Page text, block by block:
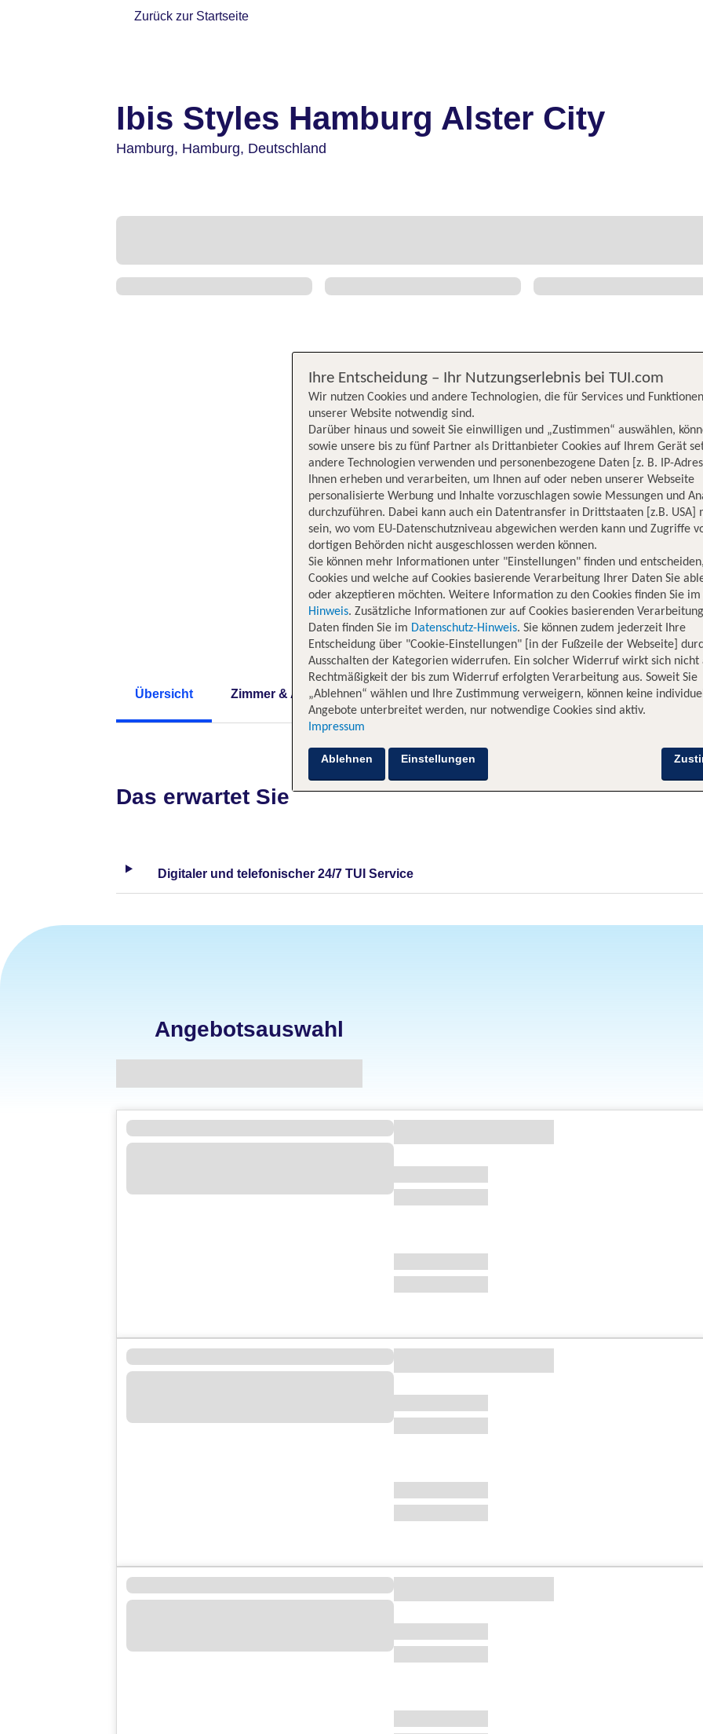
Zurück zur Startseite
Ibis Styles Hamburg Alster City
Hamburg, Hamburg, Deutschland
Übersicht Zimmer & Angebote Hotelinformationen Lage Bewertungen
Das erwartet Sie
Digitaler und telefonischer 24/7 TUI Service
Angebotsauswahl
Ihre Entscheidung – Ihr Nutzungserlebnis bei TUI.com
Wir nutzen Cookies und andere Technologien, die für Services und
unserer Website notwendig sind.
Darüber hinaus und soweit Sie einwilligen und „Zustimmen“ auswählen,
sowie unsere bis zu fünf Partner als Drittanbieter Cookies auf Ihrem Gerät
andere Technologien verwenden und personenbezogene Daten [z. B. IP-
Ihnen erheben und verarbeiten, um Ihnen auf oder neben unserer Webseite
personalisierte Werbung und Inhalte vorzuschlagen sowie Messungen und
durchzuführen. Dabei kann auch ein Datentransfer in Drittstaaten [z.B. USA]
sein, wo vom EU-Datenschutzniveau abgewichen werden kann und Zugriffe
dortigen Behörden nicht ausgeschlossen werden können.
Sie können mehr Informationen unter "Einstellungen" finden und
Cookies und welche auf Cookies basierende Verarbeitung Ihrer Daten Sie
oder akzeptieren möchten. Weitere Information zu den Cookies finden Sie im
Hinweis. Zusätzliche Informationen zur auf Cookies basierenden
Daten finden Sie im Datenschutz-Hinweis. Sie können zudem jederzeit Ihre
Entscheidung über "Cookie-Einstellungen" [in der Fußzeile der Webseite]
Ausschalten der Kategorien widerrufen. Ein solcher Widerruf wirkt sich nicht
Rechtmäßigkeit der bis zum Widerruf erfolgten Verarbeitung aus. Soweit Sie
„Ablehnen“ wählen und Ihre Zustimmung verweigern, können keine
Angebote unterbreitet werden, nur notwendige Cookies sind aktiv.
Impressum
Ablehnen Einstellungen